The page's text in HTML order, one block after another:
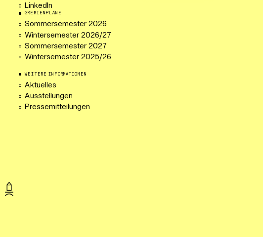
LinkedIn
GREMIENPLÄNE
Sommersemester 2026
Wintersemester 2026/27
Sommersemester 2027
Wintersemester 2025/26
WEITERE INFORMATIONEN
Aktuelles
Ausstellungen
Pressemitteilungen